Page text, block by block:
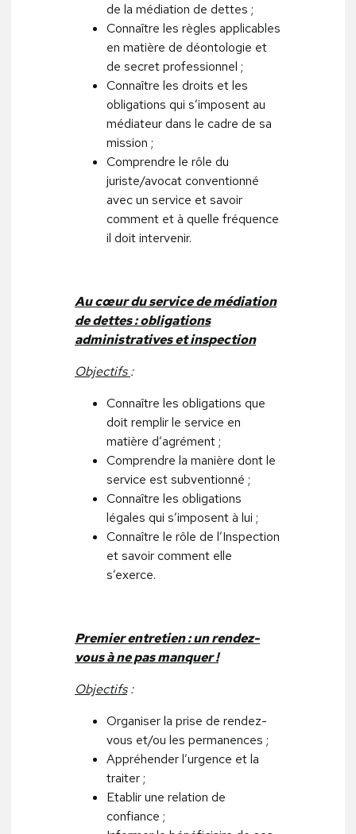
de la médiation de dettes ;
Connaître les règles applicables
en matière de déontologie et
de secret professionnel ;
Connaître les droits et les
obligations qui s’imposent au
médiateur dans le cadre de sa
mission ;
Comprendre le rôle du
juriste/avocat conventionné
avec un service et savoir
comment et à quelle fréquence
il doit intervenir.
Au cœur du service de médiation
de dettes : obligations
administratives et inspection
Objectifs:
Connaître les obligations que
doit remplir le service en
matière d’agrément ;
Comprendre la manière dont le
service est subventionné ;
Connaître les obligations
légales qui s’imposent à lui ;
Connaître le rôle de l’Inspection
et savoir comment elle
s’exerce.
Premier entretien : un rendez-
vous à ne pas manquer !
Objectifs:
Organiser la prise de rendez-
vous et/ou les permanences ;
Appréhender l’urgence et la
traiter ;
Etablir une relation de
confiance ;